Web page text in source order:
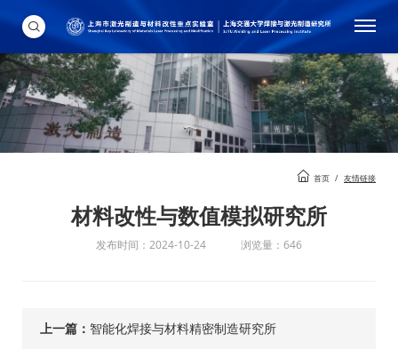
首页 / 友情链接
材料改性与数值模拟研究所
发布时间：2024-10-24 浏览量：646
上一篇： 智能化焊接与材料精密制造研究所